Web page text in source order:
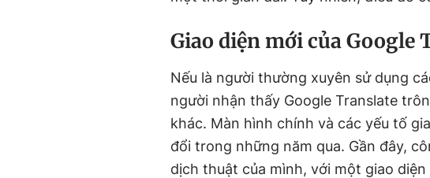
Giao diện mới của Google
Nếu là người thường xuyên sử dụng
người nhận thấy Google Translate
khác. Màn hình chính và các yếu tố
đổi trong những năm qua. Gần đây,
dịch thuật của mình, với một giao